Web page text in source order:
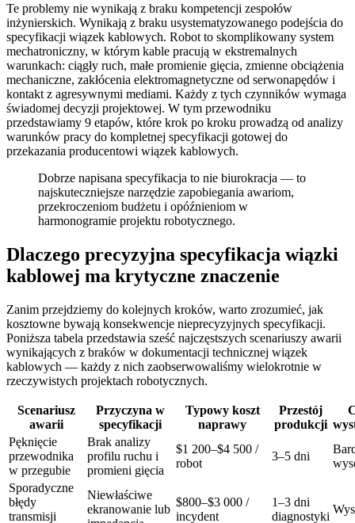
Te problemy nie wynikają z braku kompetencji zespołów
inżynierskich. Wynikają z braku usystematyzowanego podejścia do
specyfikacji wiązek kablowych. Robot to skomplikowany system
mechatroniczny, w którym kable pracują w ekstremalnych
warunkach: ciągły ruch, małe promienie gięcia, zmienne obciążenia
mechaniczne, zakłócenia elektromagnetyczne od serwonapędów i
kontakt z agresywnymi mediami. Każdy z tych czynników wymaga
świadomej decyzji projektowej. W tym przewodniku
przedstawiamy 9 etapów, które krok po kroku prowadzą od analizy
warunków pracy do kompletnej specyfikacji gotowej do
przekazania producentowi wiązek kablowych.
Dobrze napisana specyfikacja to nie biurokracja — to
najskuteczniejsze narzędzie zapobiegania awariom,
przekroczeniom budżetu i opóźnieniom w
harmonogramie projektu robotycznego.
Dlaczego precyzyjna specyfikacja wiązki
kablowej ma krytyczne znaczenie
Zanim przejdziemy do kolejnych kroków, warto zrozumieć, jak
kosztowne bywają konsekwencje nieprecyzyjnych specyfikacji.
Poniższa tabela przedstawia sześć najczęstszych scenariuszy awarii
wynikających z braków w dokumentacji technicznej wiązek
kablowych — każdy z nich zaobserwowaliśmy wielokrotnie w
rzeczywistych projektach robotycznych.
Scenariusz
awarii
Przyczyna w
specyfikacji
Typowy koszt
naprawy
Przestój
produkcji
Pęknięcie
przewodnika
w przegubie
Brak analizy
profilu ruchu i
promieni gięcia
$1 200–$4 500 /
robot
3–5 dni
Sporadyczne
błędy
transmisji
Niewłaściwe
ekranowanie lub
$800–$3 000 /
incydent
1–3 dni
diagnostyki